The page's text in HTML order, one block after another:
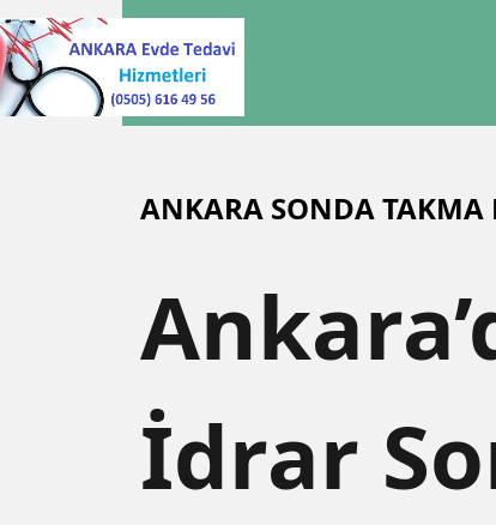
ANKARA SONDA
İdrar